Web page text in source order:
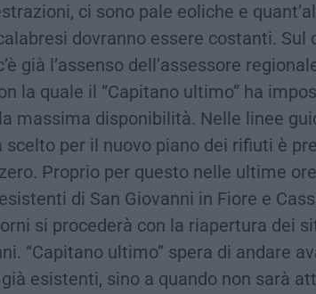
ci sono pale eoliche e
dovranno essere costanti. Sul
già l’assenso dell’assessore
la quale il “Capitano ultimo” ha
massima disponibilità. Nelle linee
scelto per il nuovo piano dei rifiuti è
Proprio per questo nelle ultime
di San Giovanni in Fiore e
si procederà con la riapertura dei
“Capitano ultimo” spera di andare
esistenti, sino a quando non sarà